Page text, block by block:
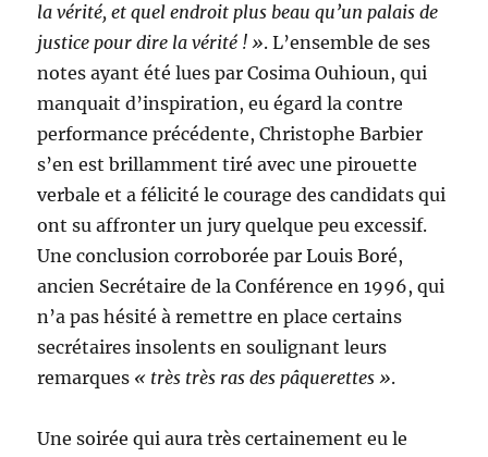
la vérité, et quel endroit plus beau qu’un palais de
justice pour dire la vérité ! ». L’ensemble de ses
notes ayant été lues par Cosima Ouhioun, qui
manquait d’inspiration, eu égard la contre
performance précédente, Christophe Barbier
s’en est brillamment tiré avec une pirouette
verbale et a félicité le courage des candidats qui
ont su affronter un jury quelque peu excessif.
Une conclusion corroborée par Louis Boré,
ancien Secrétaire de la Conférence en 1996, qui
n’a pas hésité à remettre en place certains
secrétaires insolents en soulignant leurs
remarques « très très ras des pâquerettes ».
Une soirée qui aura très certainement eu le